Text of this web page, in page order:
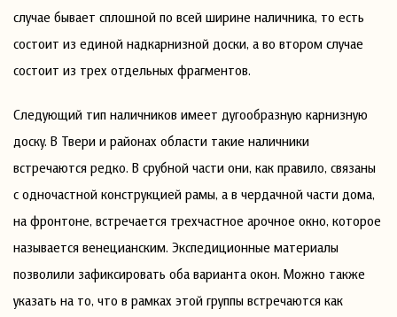
случае бывает сплошной по всей ширине наличника, то есть
состоит из единой надкарнизной доски, а во втором случае
состоит из трех отдельных фрагментов.
Следующий тип наличников имеет дугообразную карнизную
доску. В Твери и районах области такие наличники
встречаются редко. В срубной части они, как правило, связаны
с одночастной конструкцией рамы, а в чердачной части дома,
на фронтоне, встречается трехчастное арочное окно, которое
называется венецианским. Экспедиционные материалы
позволили зафиксировать оба варианта окон. Можно также
указать на то, что в рамках этой группы встречаются как